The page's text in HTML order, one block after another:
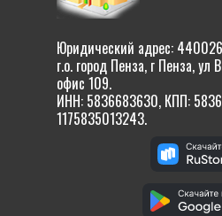
Юридический адрес:
г.о. город Пенза, г Пенза, ул
офис 109.
ИНН: 5836683630, КПП:
1175835013243.